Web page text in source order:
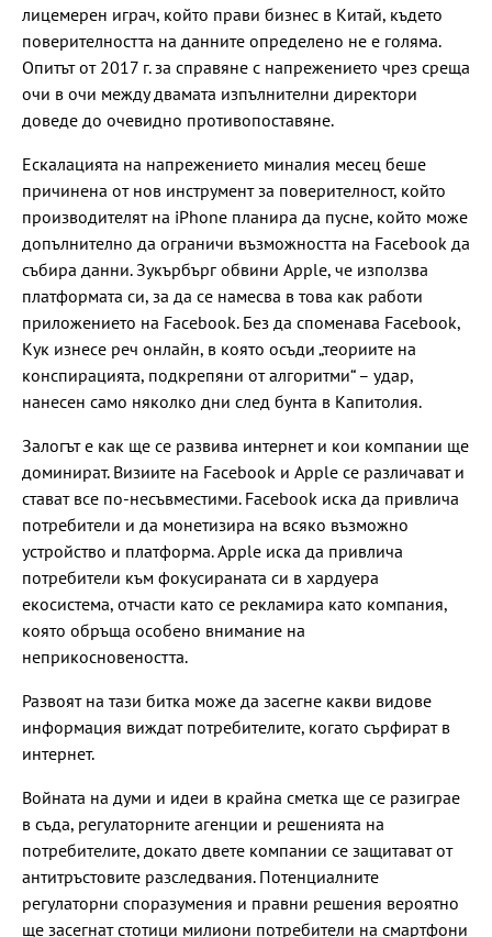
лицемерен играч, който прави бизнес в Китай, където
поверителността на данните определено не е голяма.
Опитът от 2017 г. за справяне с напрежението чрез среща
очи в очи между двамата изпълнителни директори
доведе до очевидно противопоставяне.
Ескалацията на напрежението миналия месец беше
причинена от нов инструмент за поверителност, който
производителят на iPhone планира да пусне, който може
допълнително да ограничи възможността на Facebook да
събира данни. Зукърбърг обвини Apple, че използва
платформата си, за да се намесва в това как работи
приложението на Facebook. Без да споменава Facebook,
Кук изнесе реч онлайн, в която осъди „теориите на
конспирацията, подкрепяни от алгоритми“ – удар,
нанесен само няколко дни след бунта в Капитолия.
Залогът е как ще се развива интернет и кои компании ще
доминират. Визиите на Facebook и Apple се различават и
стават все по-несъвместими. Facebook иска да привлича
потребители и да монетизира на всяко възможно
устройство и платформа. Apple иска да привлича
потребители към фокусираната си в хардуера
екосистема, отчасти като се рекламира като компания,
която обръща особено внимание на
неприкосновеността.
Развоят на тази битка може да засегне какви видове
информация виждат потребителите, когато сърфират в
интернет.
Войната на думи и идеи в крайна сметка ще се разиграе
в съда, регулаторните агенции и решенията на
потребителите, докато двете компании се защитават от
антитръстовите разследвания. Потенциалните
регулаторни споразумения и правни решения вероятно
ще засегнат стотици милиони потребители на смартфони